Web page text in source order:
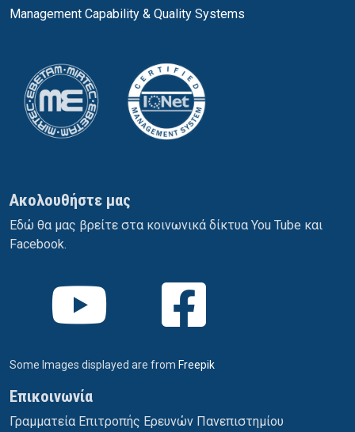
Management Capability & Quality Systems
Ακολουθήστε μας
Εδώ θα μας βρείτε στα κοινωνικά δίκτυα You Tube και
Facebook.
Some Images displayed are from Freepik
Επικοινωνία
Γραμματεία Επιτροπής Ερευνών Πανεπιστημίου